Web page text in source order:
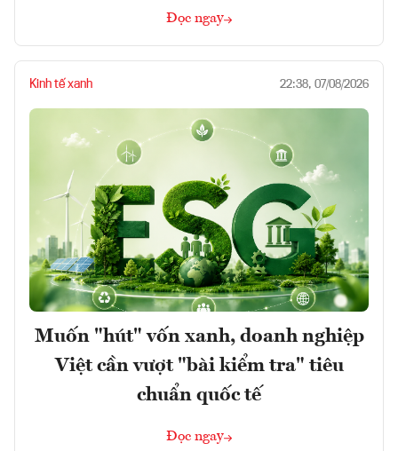
Đọc ngay
Kinh tế xanh 22:38, 07/08/2026
Muốn "hút" vốn xanh, doanh nghiệp
Việt cần vượt "bài kiểm tra" tiêu
chuẩn quốc tế
Đọc ngay